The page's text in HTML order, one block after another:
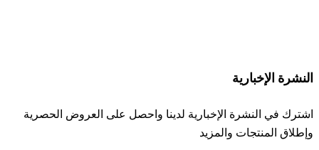
النشرة الإخبارية
اشترك في النشرة الإخبارية لدينا واحصل على العروض الحصرية
وإطلاق المنتجات والمزيد